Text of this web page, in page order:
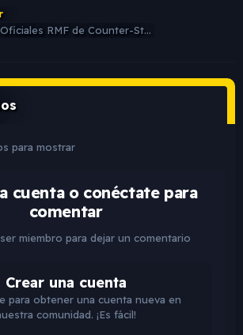
Descarga Mapas Oficiales RMF de Counter-Strike 1.6: Coleccion Completa de RMFs Originales
para mostrar
cuenta o conéctate para
comentar
miembro para dejar un comentario
Crear una cuenta
para obtener una cuenta nueva en
comunidad. ¡Es fácil!